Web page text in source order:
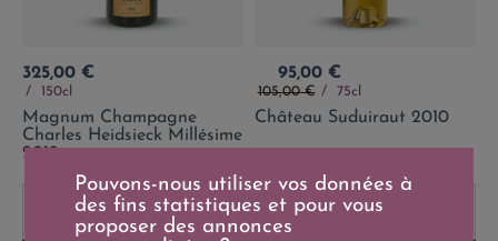
Prix
325,00 €
150cl
Magnum Champagne
Charles Heidsieck Millésime
2012
+
Prix
95,00 €
Prix de base
105,00 € 75cl
Château Suduiraut 2010
-
Pouvons-nous utiliser vos données à
des fins statistiques et pour vous
proposer des annonces